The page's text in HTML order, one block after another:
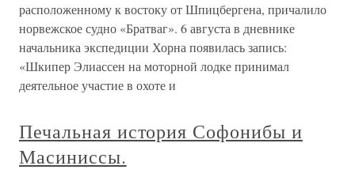
расположенному к востоку от Шпицбергена, причалило
норвежское судно «Братваг». 6 августа в дневнике
начальника экспедиции Хорна появилась запись:
«Шкипер Элиассен на моторной лодке принимал
деятельное участие в охоте и
Печальная история Софонибы и
Масиниссы.